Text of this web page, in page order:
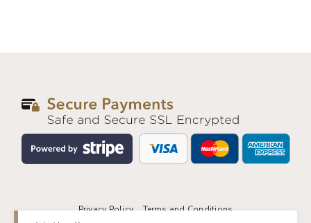
Privacy Policy
Terms and Conditions